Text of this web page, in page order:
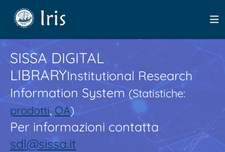
SISSA DIGITAL
LIBRARYInstitutional Research
Information System(Statistiche:
prodotti,OA)
Per informazioni contatta
sdl@sissa.it